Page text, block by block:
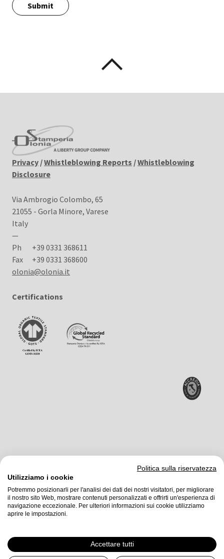
Submit
Privacy /Whistleblowing Reports /Whistleblowing
Disclosure
Via Ambrogio Colombo, 65
21055 - Gorla Minore, Varese
Italy
—
Ph
+39 0331 368611
Fax +39 0331 368600
olonia@olonia.it
Certifications
Stamperia Olonia srl©2026
Ltd
Politica sulla riservatezza
Utilizziamo i cookie
Potremmo posizionarli per l'analisi dei dati dei nostri visitatori, per migliorare
il nostro sito Web, mostrare contenuti personalizzati e offrirti un'esperienza di
navigazione eccezionale. Per ulteriori informazioni sui cookie utilizziamo
aprire le impostazioni.
Accettare tutti